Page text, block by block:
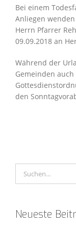
Bei einem
Anliegen wenden
Herrn Pfarrer
09.09.2018 an
Während der
Gemeinden
den
nach:
Neueste